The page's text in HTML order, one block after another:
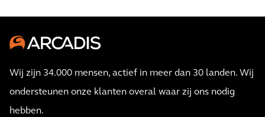
Wij zijn 34.000 mensen, actief in meer dan 30 landen. Wij
ondersteunen onze klanten overal waar zij ons nodig
hebben.